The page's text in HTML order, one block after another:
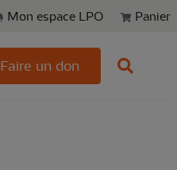
Mon espace LPO Panier
Faire un don